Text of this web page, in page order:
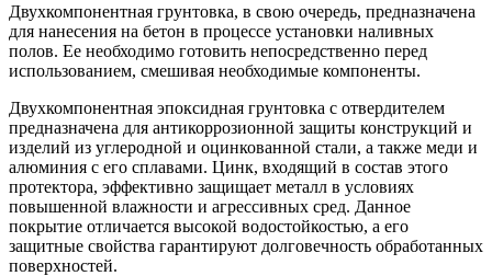
Двухкомпонентная грунтовка, в свою очередь, предназначена
для нанесения на бетон в процессе установки наливных
полов. Ее необходимо готовить непосредственно перед
использованием, смешивая необходимые компоненты.
Двухкомпонентная эпоксидная грунтовка с отвердителем
предназначена для антикоррозионной защиты конструкций и
изделий из углеродной и оцинкованной стали, а также меди и
алюминия с его сплавами. Цинк, входящий в состав этого
протектора, эффективно защищает металл в условиях
повышенной влажности и агрессивных сред. Данное
покрытие отличается высокой водостойкостью, а его
защитные свойства гарантируют долговечность обработанных
поверхностей.